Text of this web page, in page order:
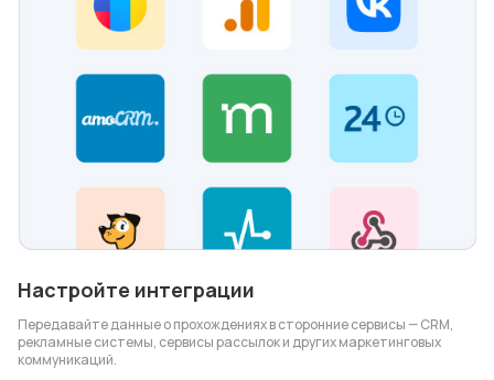
Настройте интеграции
Передавайте данные о прохождениях в сторонние сервисы — CRM,
рекламные системы, сервисы рассылок и других маркетинговых
коммуникаций.